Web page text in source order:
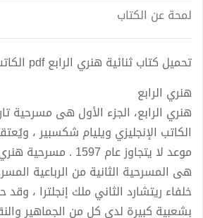
لمحة عن الكتاب
تحميل كتاب ثنائية هنري الرابع pdf الكاتب وليم شكسبير
هنري الرابع
هنري الرابع، الجزء الأول هى مسرحية
الكاتب الإنجليزي ويليام شكسبير ،
موعد لا يتجاوز عام 1597
هى المسرحية الثانية من الرباعية
خلفاء ريتشارد الثاني ملك إنجلترا ،
بشعبية كبيرة لدى كل من الجماهير